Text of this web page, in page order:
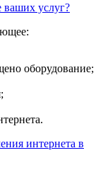
ваших услуг?
оборудование;
интернета в